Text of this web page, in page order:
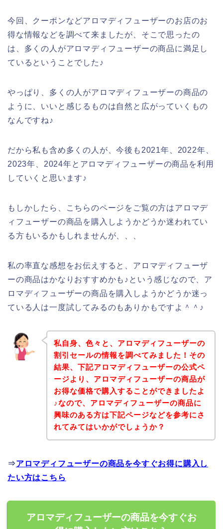
今回、クーポンなどアロマディフューザーのお店のお
得な情報などを調べて来ましたが、そこで思ったの
は、多くの人がアロマディフューザーの商品に満足し
ているということでした♪
やっぱり、多くの人がアロマディフューザーの商品の
ように、いいと感じるものは自然と広がっていくもの
なんですね♪
だから私も含め多くの人が、今後も2021年、2022年、
2023年、2024年とアロマディフューザーの商品を利用
していくと思います♪
もしかしたら、こちらのページをご覧の方はアロマデ
ィフューザーの商品を購入しようかどうか迷われてい
る方もいるかもしれませんが、、、
私の率直な感想をお伝えすると、アロマディフューザ
ーの商品はかなりおすすめかも♪という感じなので、ア
ロマディフューザーの商品を購入しようかどうか迷っ
ている人は一度試してみるのもありかもですよ＾＾♪
私自身、色々と、アロマディフューザーの
割引セールの情報を調べてみました！その
結果、下記アロマディフューザーの公式ペ
ージより、アロマディフューザーの商品が
お得な価格で購入することができましたよ
♪なので、アロマディフューザーの商品に
興味のある方は下記ページなどを参考にさ
れてみてはいかがでしょうか？
⇒アロマディフューザーの商品を今すぐお得に購入し
たい方はこちら
アロマディフューザーの商品を今すぐお